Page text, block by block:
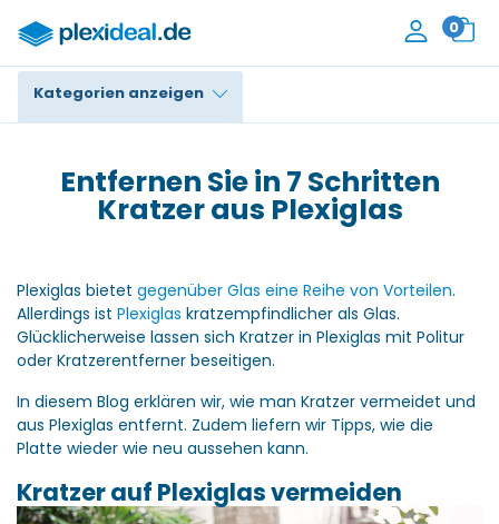
0
Kategorien anzeigen
Polycarbonat
Alupanel / Dibond®
PE / Polyethylen
PVC Schaum
Zubehör
Kontakt
Entfernen Sie in 7 Schritten
Kratzer aus Plexiglas
Plexiglas bietet gegenüber Glas eine Reihe von Vorteilen.
Allerdings ist Plexiglas kratzempfindlicher als Glas.
Glücklicherweise lassen sich Kratzer in Plexiglas mit Politur
oder Kratzerentferner beseitigen.
In diesem Blog erklären wir, wie man Kratzer vermeidet und
aus Plexiglas entfernt. Zudem liefern wir Tipps, wie die
Platte wieder wie neu aussehen kann.
Kratzer auf Plexiglas vermeiden